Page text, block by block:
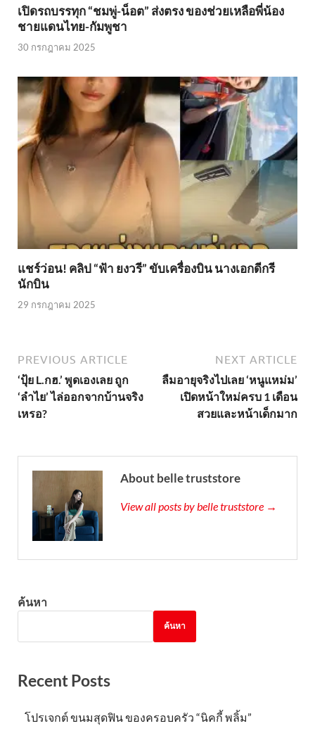
เปิดรถบรรทุก “ชมพู่-น็อต” ส่งตรง ของช่วยเหลือพี่น้อง
ชายแดนไทย-กัมพูชา
30 กรกฎาคม 2025
แชร์ว่อน! คลิป “ฟ้า ยงวรี” ขับเครื่องบิน นางเอกดีกรี
นักบิน
29 กรกฎาคม 2025
PREVIOUS ARTICLE
‘ปุ้ย L.กฮ.’ พูดเองเลย ถูก
‘ลำไย’ ไล่ออกจากบ้านจริง
เหรอ?
NEXT ARTICLE
ลืมอายุจริงไปเลย ‘หนูแหม่ม’
เปิดหน้าใหม่ครบ 1 เดือน
สวยและหน้าเด็กมาก
About belle truststore
View all posts by belle truststore →
ค้นหา
ค้นหา
Recent Posts
โปรเจกต์ ขนมสุดฟิน ของครอบครัว “นิคกี้ พลิ้ม”